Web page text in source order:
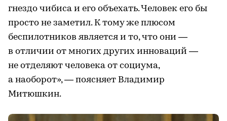
гнездо чибиса и его объехать. Человек его бы
просто не заметил. К тому же плюсом
беспилотников является и то, что они —
в отличии от многих других инноваций —
не отделяют человека от социума,
а наоборот», — поясняет Владимир
Митюшкин.